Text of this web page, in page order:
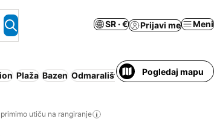
SR · € Prijavi me Meni
Plaža Bazen Odmaralište Pun pansion
Pogledaj mapu
utiču na rangiranje